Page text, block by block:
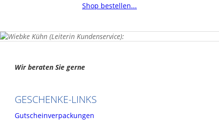
Wir beraten Sie gerne
GESCHENKE-LINKS
Gutscheinverpackungen